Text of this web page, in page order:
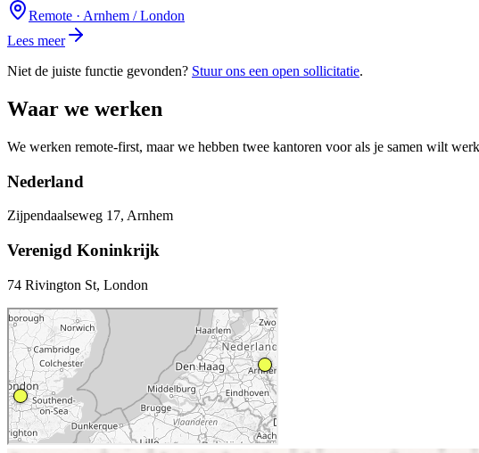
Remote · Arnhem / London
Lees meer
Niet de juiste functie gevonden? Stuur ons een open sollicitatie.
Waar we werken
We werken remote-first, maar we hebben twee kantoren voor als je samen wilt
Nederland
Zijpendaalseweg 17, Arnhem
Verenigd Koninkrijk
74 Rivington St, London